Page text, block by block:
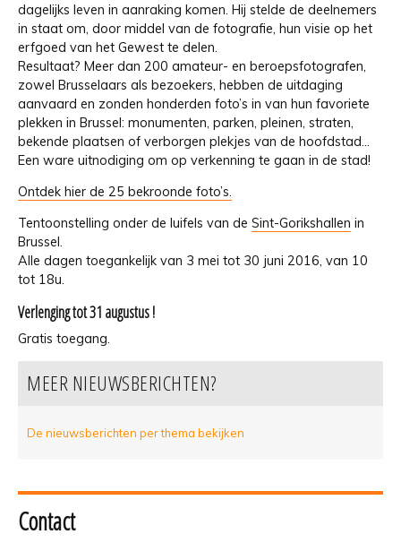
dagelijks leven in aanraking komen. Hij stelde de deelnemers
in staat om, door middel van de fotografie, hun visie op het
erfgoed van het Gewest te delen.
Resultaat? Meer dan 200 amateur- en beroepsfotografen,
zowel Brusselaars als bezoekers, hebben de uitdaging
aanvaard en zonden honderden foto’s in van hun favoriete
plekken in Brussel: monumenten, parken, pleinen, straten,
bekende plaatsen of verborgen plekjes van de hoofdstad…
Een ware uitnodiging om op verkenning te gaan in de stad!
Ontdek hier de 25 bekroonde foto’s.
Tentoonstelling onder de luifels van de Sint-Gorikshallen in
Brussel.
Alle dagen toegankelijk van 3 mei tot 30 juni 2016, van 10
tot 18u.
Verlenging tot 31 augustus !
Gratis toegang.
MEER NIEUWSBERICHTEN?
De nieuwsberichten per thema bekijken
Contact